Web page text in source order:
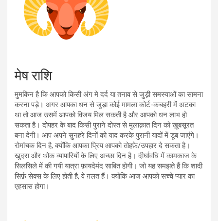
मेष राशि
मुमकिन है कि आपको किसी अंग मे दर्द या तनाव से जुड़ी समस्याओं का सामना
करना पड़े। अगर आपका धन से जुड़ा कोई मामला कोर्ट-कचहरी में अटका
था तो आज उसमें आपको विजय मिल सकती है और आपको धन लाभ हो
सकता है। दोपहर के बाद किसी पुराने दोस्त से मुलाक़ात दिन को ख़ूबसूरत
बना देगी। आप अपने सुनहरे दिनों को याद करके पुरानी यादों में डूब जाएंगे।
रोमांचक दिन है, क्योंकि आपका प्रिय आपको तोहफ़े/उपहार दे सकता है।
खुदरा और थोक व्यापारियों के लिए अच्छा दिन है। दीर्घावधि में कामकाज के
सिलसिले में की गयी यात्रा फ़ायदेमंद साबित होगी। जो यह समझते हैं कि शादी
सिर्फ़ सेक्स के लिए होती है, वे ग़लत हैं। क्योंकि आज आपको सच्चे प्यार का
एहसास होगा।